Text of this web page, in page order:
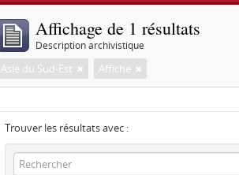
Affichage de 1 résultats
Description archivistique
Asie du Sud-Est Affiche
Trouver les résultats avec :